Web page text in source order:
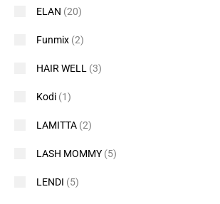
ELAN (20)
Funmix (2)
HAIR WELL (3)
Kodi (1)
LAMITTA (2)
LASH MOMMY (5)
LENDI (5)